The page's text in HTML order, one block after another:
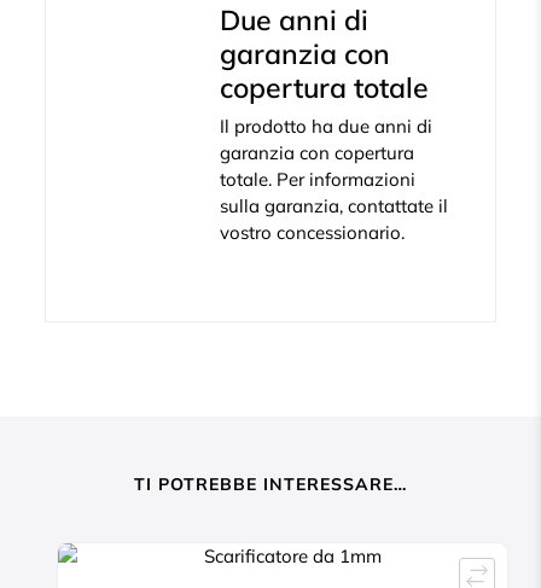
Due anni di
garanzia con
copertura totale
Il prodotto ha due anni di
garanzia con copertura
totale. Per informazioni
sulla garanzia, contattate il
vostro concessionario.
TI POTREBBE INTERESSARE…